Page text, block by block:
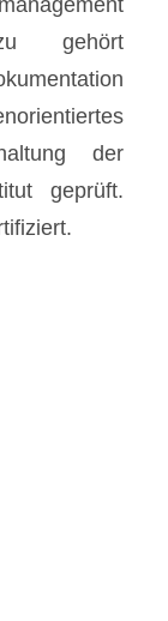
gehört
der
geprüft.